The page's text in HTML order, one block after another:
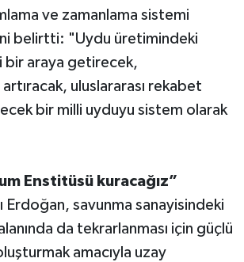
ve zamanlama sistemi
belirtti: "Uydu üretimindeki
bir araya getirecek,
uluslararası rekabet
bir milli uyduyu sistem olarak
Enstitüsü kuracağız”
Erdoğan, savunma sanayisindeki
da tekrarlanması için güçlü
amacıyla uzay